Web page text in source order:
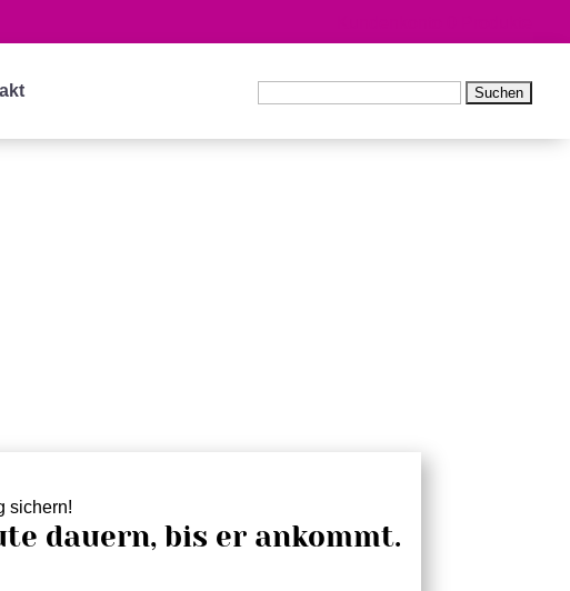
sichern!
dauern, bis er ankommt.